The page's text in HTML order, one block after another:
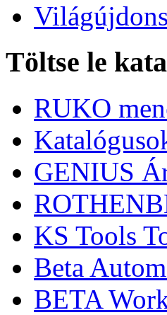
Töltse le
RUKO
GENIUS
KS Tools
Beta
BETA